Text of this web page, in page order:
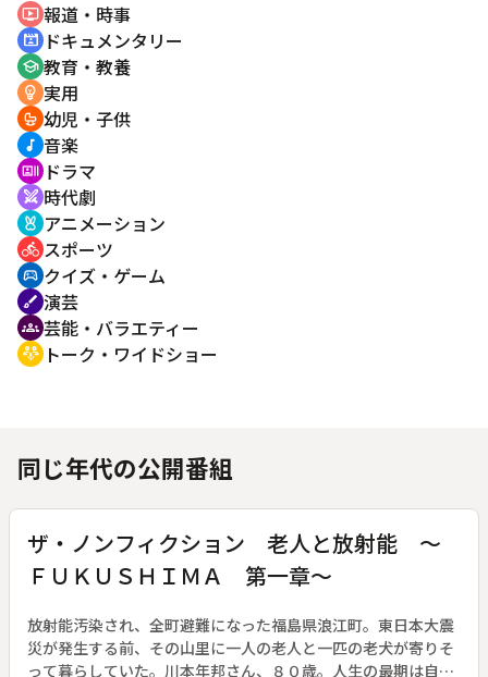
ondemand_video 報道・時事
cinematic_blur ドキュメンタリー
school 教育・教養
emoji_objects 実用
crib 幼児・子供
music_note 音楽
recent_actors ドラマ
swords 時代劇
cruelty_free アニメーション
directions_bike スポーツ
sports_esports クイズ・ゲーム
brush 演芸
groups 芸能・バラエティー
adaptive_audio_mic トーク・ワイドショー
同じ年代の公開番組
ザ・ノンフィクション 老人と放射能 ～
ＦＵＫＵＳＨＩＭＡ 第一章～
放射能汚染され、全町避難になった福島県浪江町。東日本大震
災が発生する前、その山里に一人の老人と一匹の老犬が寄りそ
って暮らしていた。川本年邦さん、８０歳。人生の最期は自然